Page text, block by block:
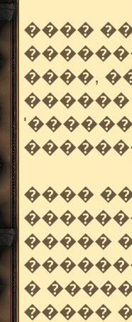
����
����,
����
�����
�
�����